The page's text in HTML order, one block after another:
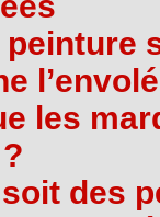
peinture
les
des